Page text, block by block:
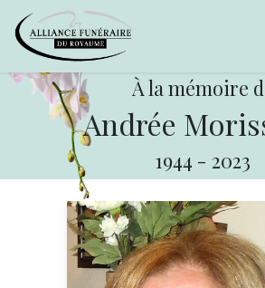
À la mémoire
Andrée
1944 - 2023